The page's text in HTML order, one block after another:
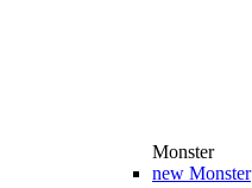
Monster
new Monster